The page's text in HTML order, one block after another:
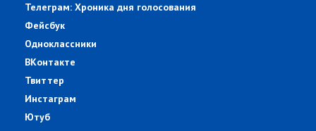
Телеграм: Хроника дня голосования
Фейсбук
Одноклассники
ВКонтакте
Твиттер
Инстаграм
Ютуб